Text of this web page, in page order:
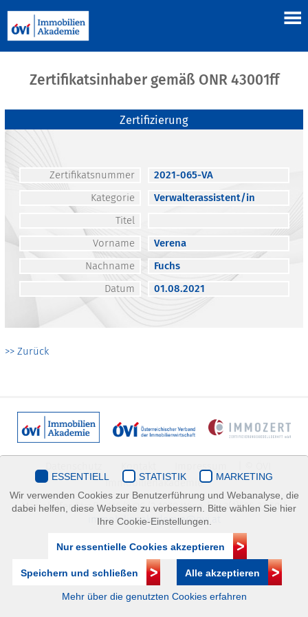
Zertifikatsinhaber gemäß ONR 43001ff
Zertifizierung
Zertifikatsnummer
2021-065-VA
Kategorie
Verwalterassistent/in
Titel
Vorname
Verena
Nachname
Fuchs
Datum
01.08.2021
>> Zurück
Immobilienakademie
Mariahilfer Straße 116/2.OG/2 1070 Wien | +43(1)505 32 50 |
immobilienakademie@ovi.at
ESSENTIELL STATISTIK
MARKETING
Wir verwenden Cookies zur Benutzerführung und Webanalyse, die
dabei helfen, diese Webseite zu verbessern. Bitte wählen Sie hier
Ihre Cookie-Einstellungen.
Nur essentielle Cookies akzeptieren
Speichern und schließen Alle akzeptieren
Mehr über die genutzten Cookies erfahren